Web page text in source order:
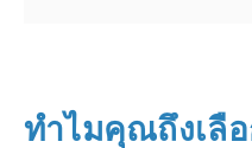
ทำไมคุณถึงเลื